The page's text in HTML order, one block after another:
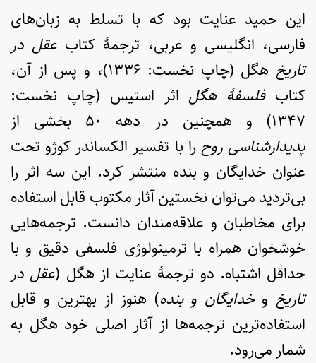
این حمید عنایت بود که با تسلط به زبان‌های
فارسی، انگلیسی و عربی، ترجمۀ کتاب عقل در
تاریخ
هگل (چاپ نخست: ۱۳۳۶)، و پس از آن،
کتابفلسفۀ هگلاثر استیس (چاپ نخست:
۱۳۴۷) و همچنین در دهه ۵۰ بخشی از
پدیدارشناسی روح را با تفسیر الکساندر کوژو تحت
عنوان خدایگان و بنده منتشر کرد. این سه اثر را
بی‌تردید می‌توان نخستین آثار مکتوب قابل استفاده
برای مخاطبان و علاقه‌مندان دانست. ترجمه‌هایی
خوشخوان همراه با ترمینولوژی فلسفی دقیق و با
حداقل اشتباه. دو ترجمۀ عنایت از هگل (عقل در
تاریخ وخدایگان و بنده) هنوز از بهترین و قابل
استفاده‌ترین ترجمه‌ها از آثار اصلی خود هگل به
شمار می‌رود.